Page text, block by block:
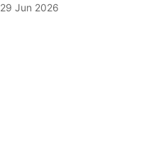
29 Jun 2026